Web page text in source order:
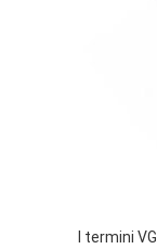
I termini